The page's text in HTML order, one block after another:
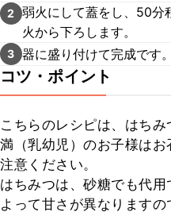
2
弱火にして蓋をし、50分
火から下ろします。
3 器に盛り付けて完成です。
コツ・ポイント
こちらのレシピは、はち
満（乳幼児）のお子様は
注意ください。
はちみつは、砂糖でも代
よって甘さが異なります